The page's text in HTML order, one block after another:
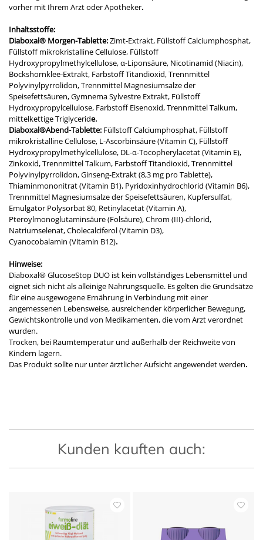
vorher mit Ihrem Arzt oder Apotheker.
Inhaltsstoffe:
Diaboxal® Morgen-Tablette:Zimt-Extrakt, Füllstoff Calciumphosphat,
Füllstoff mikrokristalline Cellulose, Füllstoff
Hydroxypropylmethylcellulose, α-Liponsäure, Nicotinamid (Niacin),
Bockshornklee-Extrakt, Farbstoff Titandioxid, Trennmittel
Polyvinylpyrrolidon, Trennmittel Magnesiumsalze der
Speisefettsäuren, Gymnema Sylvestre Extrakt, Füllstoff
Hydroxypropylcellulose, Farbstoff Eisenoxid, Trennmittel Talkum,
mittelkettige Triglyceride.
Diaboxal®Abend-Tablette: Füllstoff Calciumphosphat, Füllstoff
mikrokristalline Cellulose, L-Ascorbinsäure (Vitamin C), Füllstoff
Hydroxypropylmethylcellulose, DL-α-Tocopherylacetat (Vitamin E),
Zinkoxid, Trennmittel Talkum, Farbstoff Titandioxid, Trennmittel
Polyvinylpyrrolidon, Ginseng-Extrakt (8,3 mg pro Tablette),
Thiaminmononitrat (Vitamin B1), Pyridoxinhydrochlorid (Vitamin B6),
Trennmittel Magnesiumsalze der Speisefettsäuren, Kupfersulfat,
Emulgator Polysorbat 80, Retinylacetat (Vitamin A),
Pteroylmonoglutaminsäure (Folsäure), Chrom (III)-chlorid,
Natriumselenat, Cholecalciferol (Vitamin D3),
Cyanocobalamin (Vitamin B12).
Hinweise:
Diaboxal® GlucoseStop DUO ist kein vollständiges Lebensmittel und
eignet sich nicht als alleinige Nahrungsquelle. Es gelten die Grundsätze
für eine ausgewogene Ernährung in Verbindung mit einer
angemessenen Lebensweise, ausreichender körperlicher Bewegung,
Gewichtskontrolle und von Medikamenten, die vom Arzt verordnet
wurden.
Trocken, bei Raumtemperatur und außerhalb der Reichweite von
Kindern lagern.
Das Produkt sollte nur unter ärztlicher Aufsicht angewendet werden.
Kunden kauften auch: